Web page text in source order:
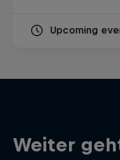
Upcoming
Weiter